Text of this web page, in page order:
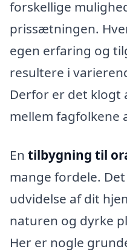
forskellige
prissætningen.
egen erfaring og
resultere i
Derfor er det klogt
mellem fagfolkene
En tilbygning til
mange fordele.
udvidelse af dit
naturen og dyrke
Her er nogle